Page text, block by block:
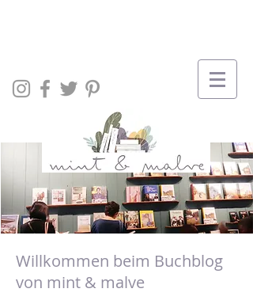
Willkommen beim Buchblog
von mint & malve